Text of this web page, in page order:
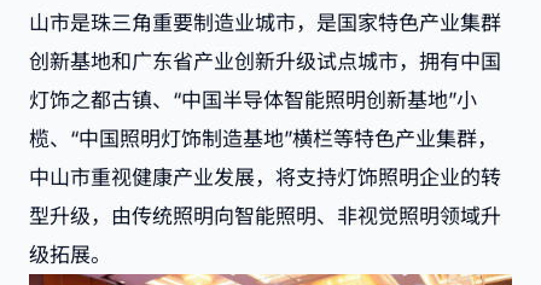
山市是珠三角重要制造业城市，是国家特色产业集群
创新基地和广东省产业创新升级试点城市，拥有中国
灯饰之都古镇、“中国半导体智能照明创新基地”小
榄、“中国照明灯饰制造基地”横栏等特色产业集群，
中山市重视健康产业发展，将支持灯饰照明企业的转
型升级，由传统照明向智能照明、非视觉照明领域升
级拓展。